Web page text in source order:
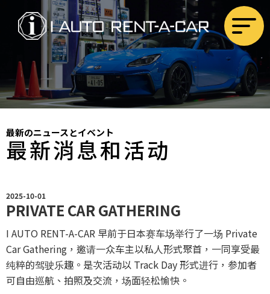
最新のニュースとイベント
最新消息和活动
2025-10-01
PRIVATE CAR GATHERING
I AUTO RENT-A-CAR 早前于日本赛车场举行了一场 Private
Car Gathering，邀请一众车主以私人形式聚首，一同享受最
纯粹的驾驶乐趣。是次活动以 Track Day 形式进行，参加者
可自由巡航、拍照及交流，场面轻松愉快。